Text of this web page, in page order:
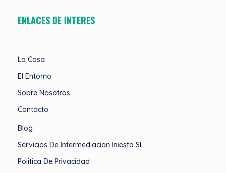
ENLACES DE INTERES
La Casa
El Entorno
Sobre Nosotros
Contacto
Blog
Servicios De Intermediacion Iniesta SL
Politica De Privacidad